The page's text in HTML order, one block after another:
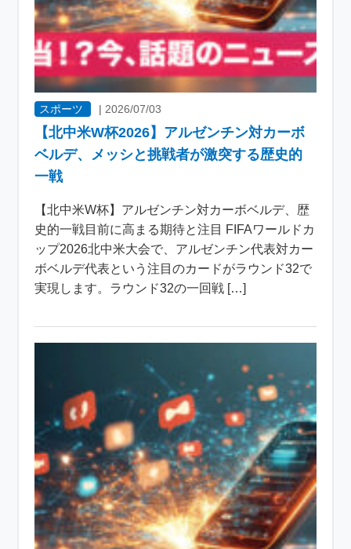
スポーツ | 2026/07/03
【北中米W杯2026】アルゼンチン対カーボ
ベルデ、メッシと挑戦者が激突する歴史的
一戦
【北中米W杯】アルゼンチン対カーボベルデ、歴
史的一戦目前に高まる期待と注目 FIFAワールドカ
ップ2026北中米大会で、アルゼンチン代表対カー
ボベルデ代表という注目のカードがラウンド32で
実現します。ラウンド32の一回戦 […]